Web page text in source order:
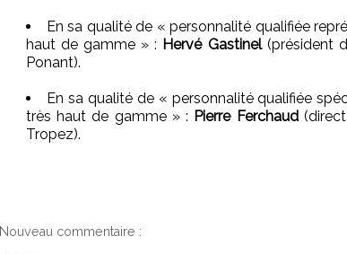
En sa qualité de « personnalité qualifiée
haut de gamme » : Hervé Gastinel(président
Ponant).
En sa qualité de « personnalité qualifiée
très haut de gamme » : Pierre Ferchaud
Tropez).
Nouveau commentaire :